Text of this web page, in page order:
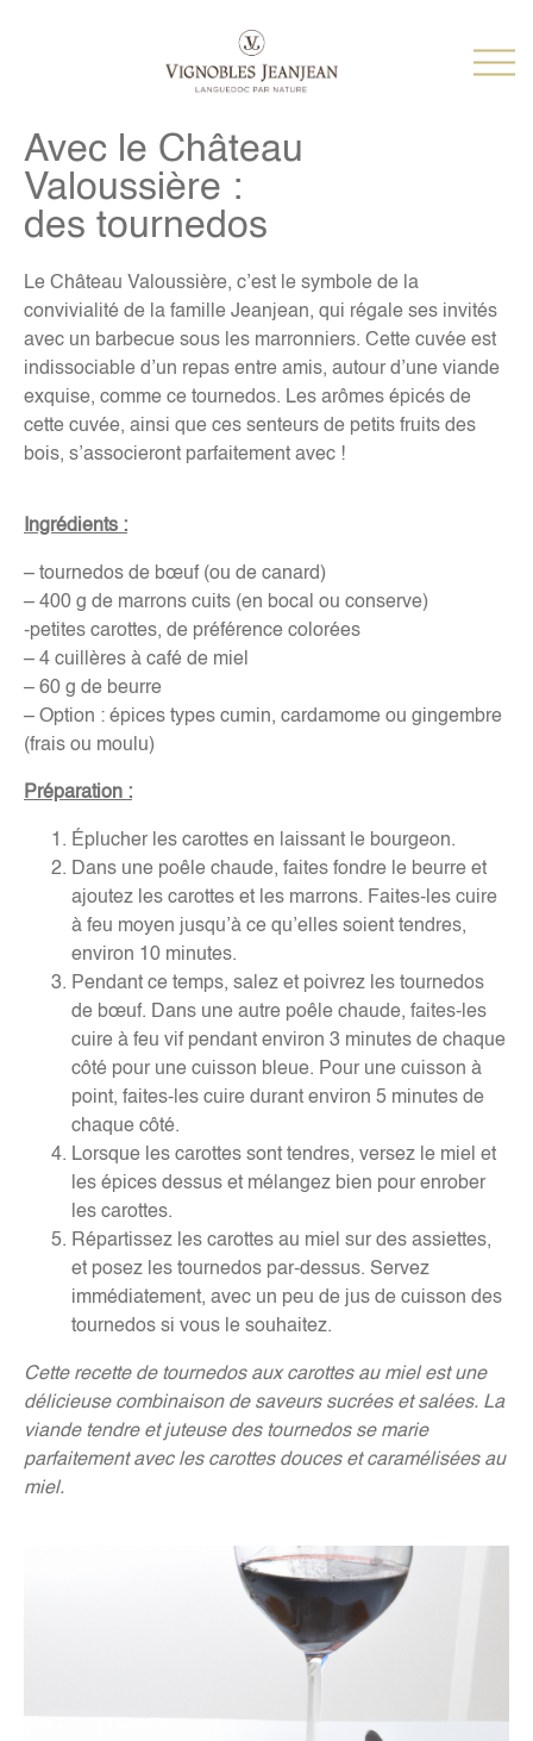
Avec le Château
Valoussière :
des tournedos
Le Château Valoussière, c’est le symbole de la
convivialité de la famille Jeanjean, qui régale ses invités
avec un barbecue sous les marronniers. Cette cuvée est
indissociable d’un repas entre amis, autour d’une viande
exquise, comme ce tournedos. Les arômes épicés de
cette cuvée, ainsi que ces senteurs de petits fruits des
bois, s’associeront parfaitement avec !
Ingrédients :
– tournedos de bœuf (ou de canard)
– 400 g de marrons cuits (en bocal ou conserve)
-petites carottes, de préférence colorées
– 4 cuillères à café de miel
– 60 g de beurre
– Option : épices types cumin, cardamome ou gingembre
(frais ou moulu)
Préparation :
Éplucher les carottes en laissant le bourgeon.
Dans une poêle chaude, faites fondre le beurre et
ajoutez les carottes et les marrons. Faites-les cuire
à feu moyen jusqu’à ce qu’elles soient tendres,
environ 10 minutes.
Pendant ce temps, salez et poivrez les tournedos
de bœuf. Dans une autre poêle chaude, faites-les
cuire à feu vif pendant environ 3 minutes de chaque
côté pour une cuisson bleue. Pour une cuisson à
point, faites-les cuire durant environ 5 minutes de
chaque côté.
Lorsque les carottes sont tendres, versez le miel et
les épices dessus et mélangez bien pour enrober
les carottes.
Répartissez les carottes au miel sur des assiettes,
et posez les tournedos par-dessus. Servez
immédiatement, avec un peu de jus de cuisson des
tournedos si vous le souhaitez.
Cette recette de tournedos aux carottes au miel est une
délicieuse combinaison de saveurs sucrées et salées. La
viande tendre et juteuse des tournedos se marie
parfaitement avec les carottes douces et caramélisées au
miel.